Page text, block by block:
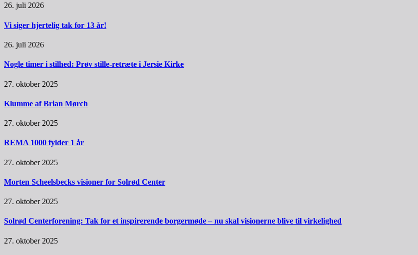
26. juli 2026
Vi siger hjertelig tak for 13 år!
26. juli 2026
Nogle timer i stilhed: Prøv stille-retræte i Jersie Kirke
27. oktober 2025
Klumme af Brian Mørch
27. oktober 2025
REMA 1000 fylder 1 år
27. oktober 2025
Morten Scheelsbecks visioner for Solrød Center
27. oktober 2025
Solrød Centerforening: Tak for et inspirerende borgermøde – nu skal visionerne blive til virkelighed
27. oktober 2025